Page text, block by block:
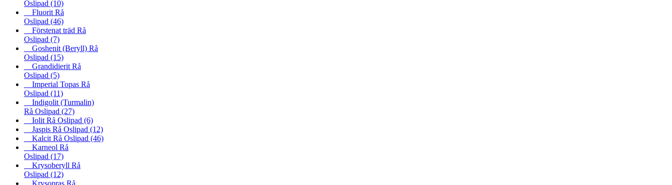
Oslipad (10)
Fluorit Rå
Oslipad (46)
Förstenat träd Rå
Oslipad (7)
Goshenit (Beryll) Rå
Oslipad (15)
Grandidierit Rå
Oslipad (5)
Imperial Topas Rå
Oslipad (11)
Indigolit (Turmalin)
Rå Oslipad (27)
Iolit Rå Oslipad (6)
Jaspis Rå Oslipad (12)
Kalcit Rå Oslipad (46)
Karneol Rå
Oslipad (17)
Krysoberyll Rå
Oslipad (12)